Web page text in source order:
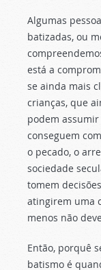
Algumas
batizadas, ou
está a
se ainda mais
crianças, que
podem
conseguem
o pecado, o
sociedade
tomem
atingirem uma
menos não
Então, porquê
batismo é